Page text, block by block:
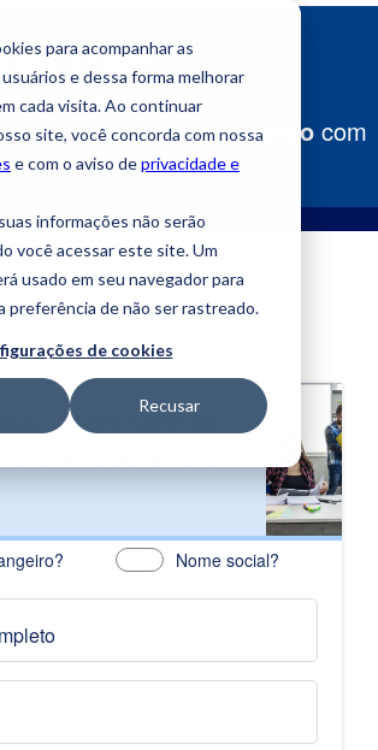
para acompanhar as
e dessa forma melhorar
cada visita. Ao continuar
site, você concorda com nossa
e com o aviso deprivacidade e
informações não serão
você acessar este site. Um
usado em seu navegador para
preferência de não ser rastreado.
de cookies
Recusar
caminho para o sucesso com
em Gestão
Nome social?